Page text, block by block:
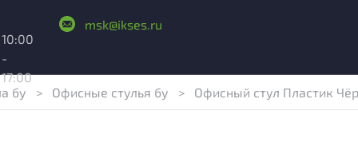
10:00
-
17:00
msk@ikses.ru
бу > Офисные стулья бу > Офисный стул Пластик